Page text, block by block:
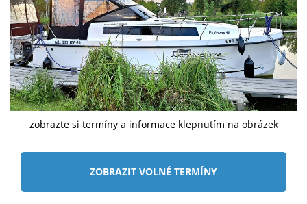
zobrazte si termíny a informace klepnutím na obrázek
ZOBRAZIT VOLNÉ TERMÍNY